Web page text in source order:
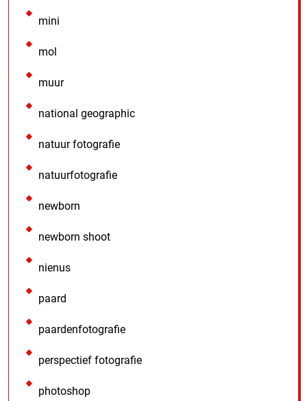
mini
mol
muur
national geographic
natuur fotografie
natuurfotografie
newborn
newborn shoot
nienus
paard
paardenfotografie
perspectief fotografie
photoshop